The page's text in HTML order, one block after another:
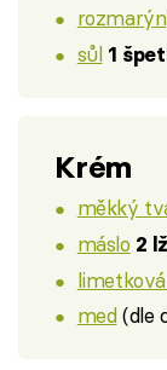
rozmarýn
sůl 1
Krém
měkký
máslo 2
med(dle